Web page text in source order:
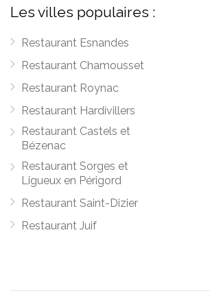
Les villes populaires :
Restaurant Esnandes
Restaurant Chamousset
Restaurant Roynac
Restaurant Hardivillers
Restaurant Castels et
Bézenac
Restaurant Sorges et
Ligueux en Périgord
Restaurant Saint-Dizier
Restaurant Juif